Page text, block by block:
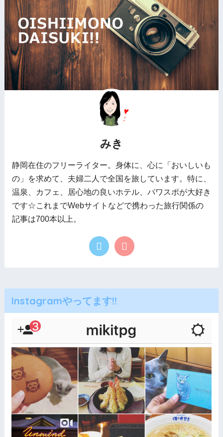
みき
静岡在住のフリーライター。身体に、心に「おいしいも
の」を求めて、夫婦二人で全国を旅しています。特に、
温泉、カフェ、居心地の良いホテル、パワスポが大好き
です☆これまでWebサイトなどで携わった旅行関係の
記事は700本以上。
Instagramやってます!!